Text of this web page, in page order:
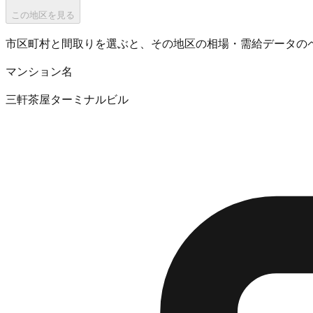
この地区を見る
市区町村と間取りを選ぶと、その地区の相場・需給データの
マンション名
三軒茶屋ターミナルビル